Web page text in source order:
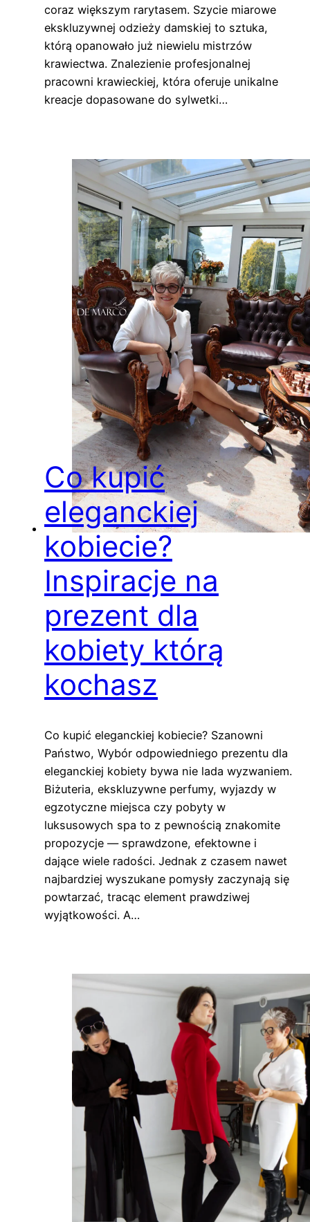
coraz większym rarytasem. Szycie miarowe
ekskluzywnej odzieży damskiej to sztuka,
którą opanowało już niewielu mistrzów
krawiectwa. Znalezienie profesjonalnej
pracowni krawieckiej, która oferuje unikalne
kreacje dopasowane do sylwetki…
Co kupić
eleganckiej
kobiecie?
Inspiracje na
prezent dla
kobiety którą
kochasz
Co kupić eleganckiej kobiecie? Szanowni
Państwo, Wybór odpowiedniego prezentu dla
eleganckiej kobiety bywa nie lada wyzwaniem.
Biżuteria, ekskluzywne perfumy, wyjazdy w
egzotyczne miejsca czy pobyty w
luksusowych spa to z pewnością znakomite
propozycje — sprawdzone, efektowne i
dające wiele radości. Jednak z czasem nawet
najbardziej wyszukane pomysły zaczynają się
powtarzać, tracąc element prawdziwej
wyjątkowości. A…